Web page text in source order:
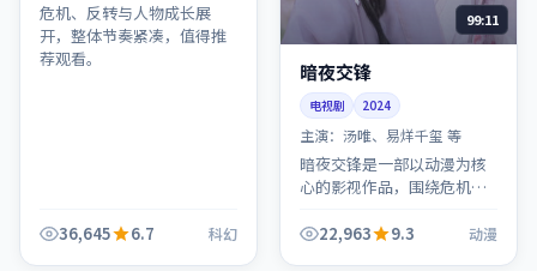
危机、反转与人物成长展
开，整体节奏紧凑，值得推
荐观看。
36,645 6.7 科幻
99:11
暗夜交锋
电视剧 2024
主演：汤唯、易烊千玺 等
暗夜交锋是一部以动漫为核
心的影视作品，围绕危机、
节奏紧凑，值得推荐观看。
22,963 9.3 动漫